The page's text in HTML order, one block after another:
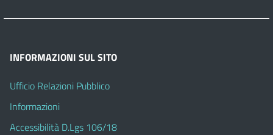
INFORMAZIONI SUL SITO
Ufficio Relazioni Pubblico
Informazioni
Accessibilità D.Lgs 106/18